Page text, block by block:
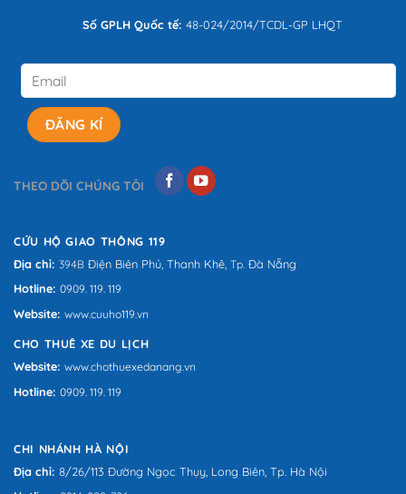
Số GPLH Quốc tế: 48-024/2014/TCDL-GP LHQT
THEO DÕI CHÚNG TÔI
CỨU HỘ GIAO THÔNG 119
Địa chỉ: 394B Điện Biên Phủ, Thanh Khê, Tp. Đà Nẵng
Hotline: 0909. 119. 119
Website: www.cuuho119.vn
CHO THUÊ XE DU LỊCH
Website: www.chothuexedanang.vn
Hotline: 0909. 119. 119
CHI NHÁNH HÀ NỘI
Địa chỉ: 8/26/113 Đường Ngọc Thụy, Long Biên, Tp. Hà Nội